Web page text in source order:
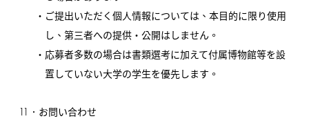
・ご提出いただく個人情報については、本目的に限り使用
し、第三者への提供・公開はしません。
・応募者多数の場合は書類選考に加えて付属博物館等を設
置していない大学の学生を優先します。
11 ．お問い合わせ